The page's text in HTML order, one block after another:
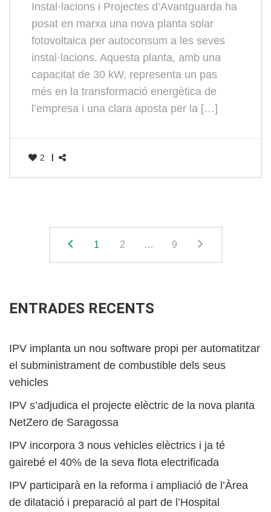
Instal·lacions i Projectes d’Avantguarda ha
posat en marxa una nova planta solar
fotovoltaica per autoconsum a les seves
instal·lacions. Aquesta planta, amb una
capacitat de 30 kW, representa un pas
més en la transformació energètica de
l’empresa i una clara aposta per la […]
2
1 2 … 9
ENTRADES RECENTS
IPV implanta un nou software propi per automatitzar
el subministrament de combustible dels seus
vehicles
IPV s’adjudica el projecte elèctric de la nova planta
NetZero de Saragossa
IPV incorpora 3 nous vehicles elèctrics i ja té
gairebé el 40% de la seva flota electrificada
IPV participarà en la reforma i ampliació de l’Àrea
de dilatació i preparació al part de l’Hospital